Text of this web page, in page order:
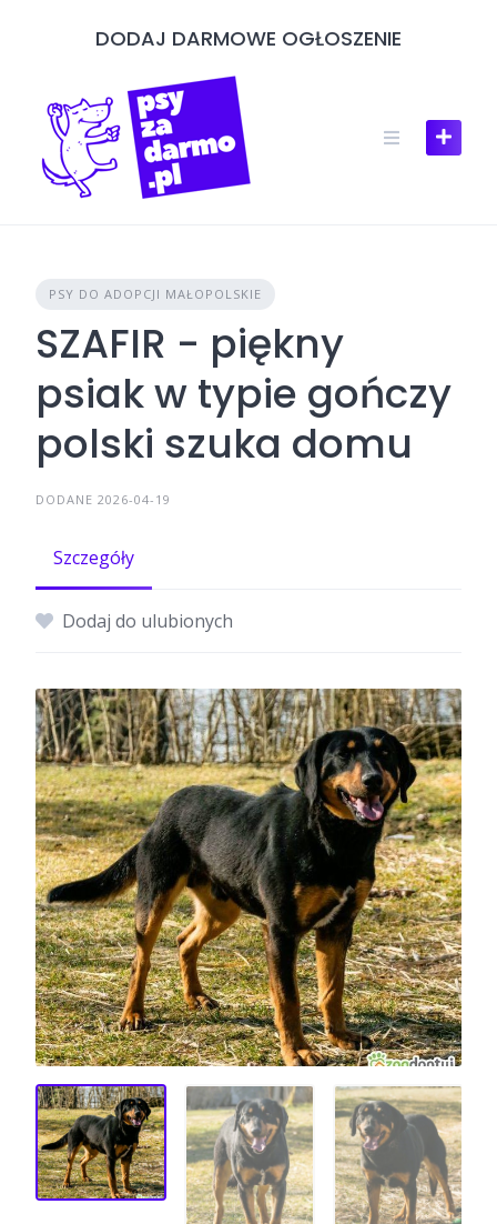
DODAJ DARMOWE OGŁOSZENIE
PSY DO ADOPCJI MAŁOPOLSKIE
SZAFIR - piękny
psiak w typie gończy
polski szuka domu
DODANE 2026-04-19
Szczegóły
Dodaj do ulubionych